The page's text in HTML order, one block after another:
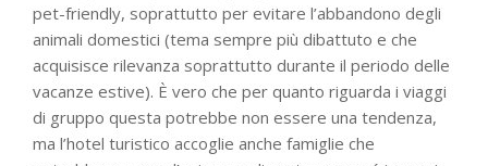
pet-friendly, soprattutto per evitare l’abbandono degli
animali domestici (tema sempre più dibattuto e che
acquisisce rilevanza soprattutto durante il periodo delle
vacanze estive). È vero che per quanto riguarda i viaggi
di gruppo questa potrebbe non essere una tendenza,
ma l’hotel turistico accoglie anche famiglie che